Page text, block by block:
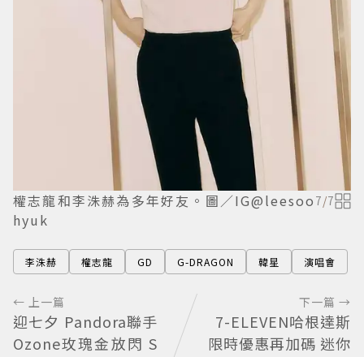
權志龍和李洙赫為多年好友。圖／IG@leesoo
hyuk
7/7
李洙赫 權志龍 GD G-DRAGON 韓星 演唱會
← 上一篇
迎七夕 Pandora聯手
Ozone玫瑰金放閃 S
下一篇 →
7-ELEVEN哈根達斯
限時優惠再加碼 迷你